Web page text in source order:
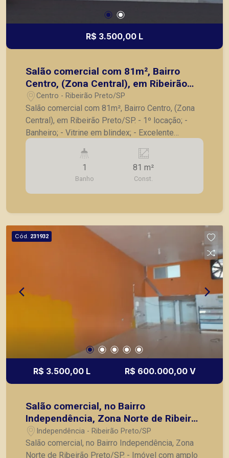
R$ 3.500,00 L
Salão comercial com 81m², Bairro
Centro, (Zona Central), em Ribeirão
Preto/SP.
Centro - Ribeirão Preto/SP
Salão comercial com 81m², Bairro Centro, (Zona
Central), em Ribeirão Preto/SP. - 1º locação; -
Banheiro; - Vitrine em blindex; - Excelente
localização em rua de grande fluxo. A Piramid
tem como objetivo atender seus clientes com
agilidade e segurança, em locação, vendas de
imóveis prontos, usados ou mesmo nos
principais lançamentos da cidade de Ribeirão
1
Banho
81 m²
Const.
Cód. 231932
R$ 3.500,00 L R$ 600.000,00 V
Salão comercial, no Bairro
Independência, Zona Norte de Ribeirão
Preto/SP.
Independência - Ribeirão Preto/SP
Salão comercial, no Bairro Independência, Zona
Norte de Ribeirão Preto/SP. - Imóvel com amplo